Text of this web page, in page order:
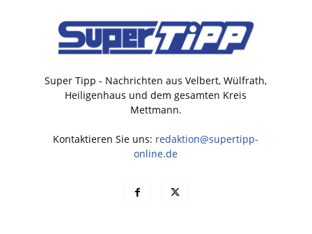
Super Tipp - Nachrichten aus Velbert, Wülfrath,
Heiligenhaus und dem gesamten Kreis
Mettmann.
Kontaktieren Sie uns: redaktion@supertipp-
online.de